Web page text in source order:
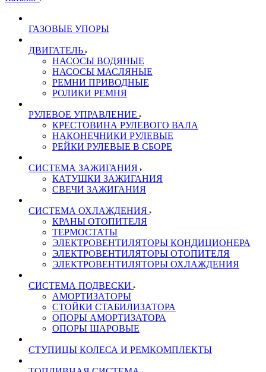
ГАЗОВЫЕ УПОРЫ
ДВИГАТЕЛЬ
НАСОСЫ ВОДЯНЫЕ
НАСОСЫ МАСЛЯНЫЕ
РЕМНИ ПРИВОДНЫЕ
РОЛИКИ РЕМНЯ
РУЛЕВОЕ УПРАВЛЕНИЕ
КРЕСТОВИНА РУЛЕВОГО ВАЛА
НАКОНЕЧНИКИ РУЛЕВЫЕ
РЕЙКИ РУЛЕВЫЕ В СБОРЕ
СИСТЕМА ЗАЖИГАНИЯ
КАТУШКИ ЗАЖИГАНИЯ
СВЕЧИ ЗАЖИГАНИЯ
СИСТЕМА ОХЛАЖДЕНИЯ
КРАНЫ ОТОПИТЕЛЯ
ТЕРМОСТАТЫ
ЭЛЕКТРОВЕНТИЛЯТОРЫ КОНДИЦИОНЕРА
ЭЛЕКТРОВЕНТИЛЯТОРЫ ОТОПИТЕЛЯ
ЭЛЕКТРОВЕНТИЛЯТОРЫ ОХЛАЖДЕНИЯ
СИСТЕМА ПОДВЕСКИ
АМОРТИЗАТОРЫ
СТОЙКИ СТАБИЛИЗАТОРА
ОПОРЫ АМОРТИЗАТОРА
ОПОРЫ ШАРОВЫЕ
СТУПИЦЫ КОЛЕСА И РЕМКОМПЛЕКТЫ